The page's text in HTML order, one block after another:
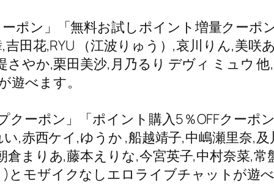
ポン」「無料お試しポイント増量クー
田花,RYU （江波りゅう）,哀川りん,美咲
やか,栗田美沙,月乃るり デヴィ ミュウ
べます。
クーポン」「ポイント購入5％OFFクーポ
,赤西ケイ,ゆうか ,船越靖子,中嶋瀬里奈,
まりあ,藤本えりな,今宮英子,中村奈菜,
とモザイクなしエロライブチャットが遊